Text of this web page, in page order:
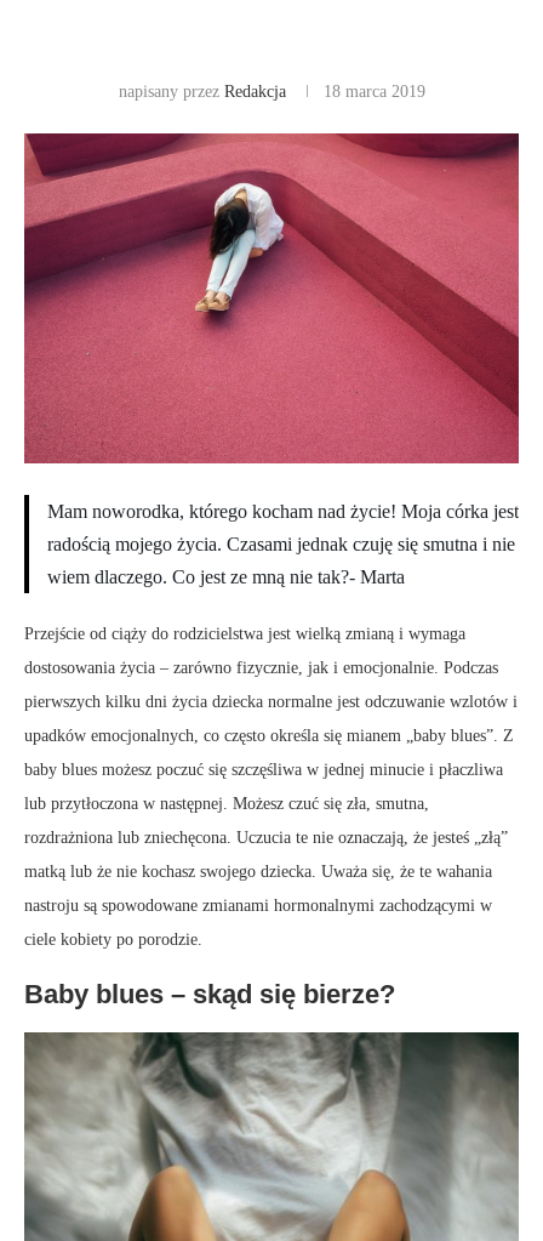
napisany przez Redakcja 18 marca 2019
Mam noworodka, którego kocham nad życie! Moja córka jest
radością mojego życia. Czasami jednak czuję się smutna i nie
wiem dlaczego. Co jest ze mną nie tak?- Marta
Przejście od ciąży do rodzicielstwa jest wielką zmianą i wymaga
dostosowania życia – zarówno fizycznie, jak i emocjonalnie. Podczas
pierwszych kilku dni życia dziecka normalne jest odczuwanie wzlotów i
upadków emocjonalnych, co często określa się mianem „baby blues”. Z
baby blues możesz poczuć się szczęśliwa w jednej minucie i płaczliwa
lub przytłoczona w następnej. Możesz czuć się zła, smutna,
rozdrażniona lub zniechęcona. Uczucia te nie oznaczają, że ​​jesteś „złą”
matką lub że nie kochasz swojego dziecka. Uważa się, że te wahania
nastroju są spowodowane zmianami hormonalnymi zachodzącymi w
ciele kobiety po porodzie.
Baby blues – skąd się bierze?